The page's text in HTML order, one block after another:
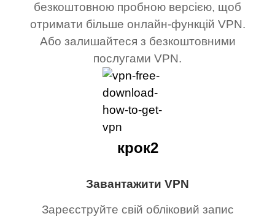
безкоштовною пробною версією, щоб
отримати більше онлайн-функцій VPN.
Або залишайтеся з безкоштовними
послугами VPN.
Завантажити VPN
Зареєструйте свій обліковий запис
крок2